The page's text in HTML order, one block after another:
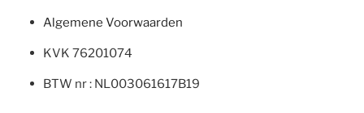
Algemene Voorwaarden
KVK 76201074
BTW nr : NL003061617B19